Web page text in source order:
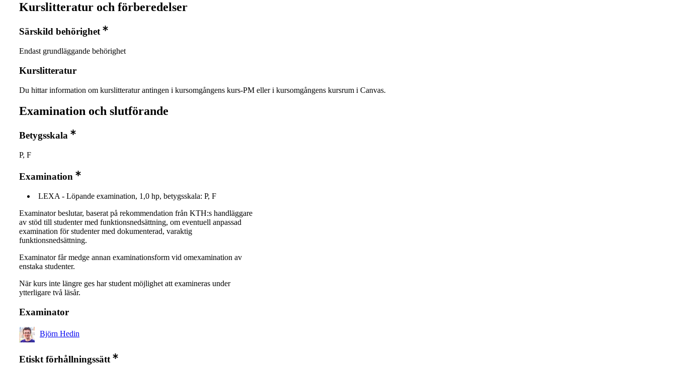
Kurslitteratur och förberedelser
Särskild behörighet
Endast grundläggande behörighet
Kurslitteratur
Du hittar information om kurslitteratur antingen i kursomgångens kurs-PM eller i kursomgångens kursrum i Canvas.
Examination och slutförande
Betygsskala
P, F
Examination
LEXA - Löpande examination, 1,0 hp, betygsskala: P, F
Examinator beslutar, baserat på rekommendation från KTH:s handläggare
av stöd till studenter med funktionsnedsättning, om eventuell anpassad
examination för studenter med dokumenterad, varaktig
funktionsnedsättning.
Examinator får medge annan examinationsform vid omexamination av
enstaka studenter.
När kurs inte längre ges har student möjlighet att examineras under
ytterligare två läsår.
Examinator
Björn Hedin
Etiskt förhållningssätt